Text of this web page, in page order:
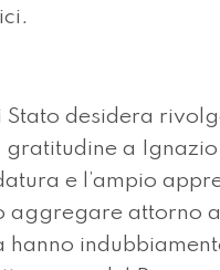
Stato desidera
a Ignazio
e l’ampio
aggregare attorno
hanno